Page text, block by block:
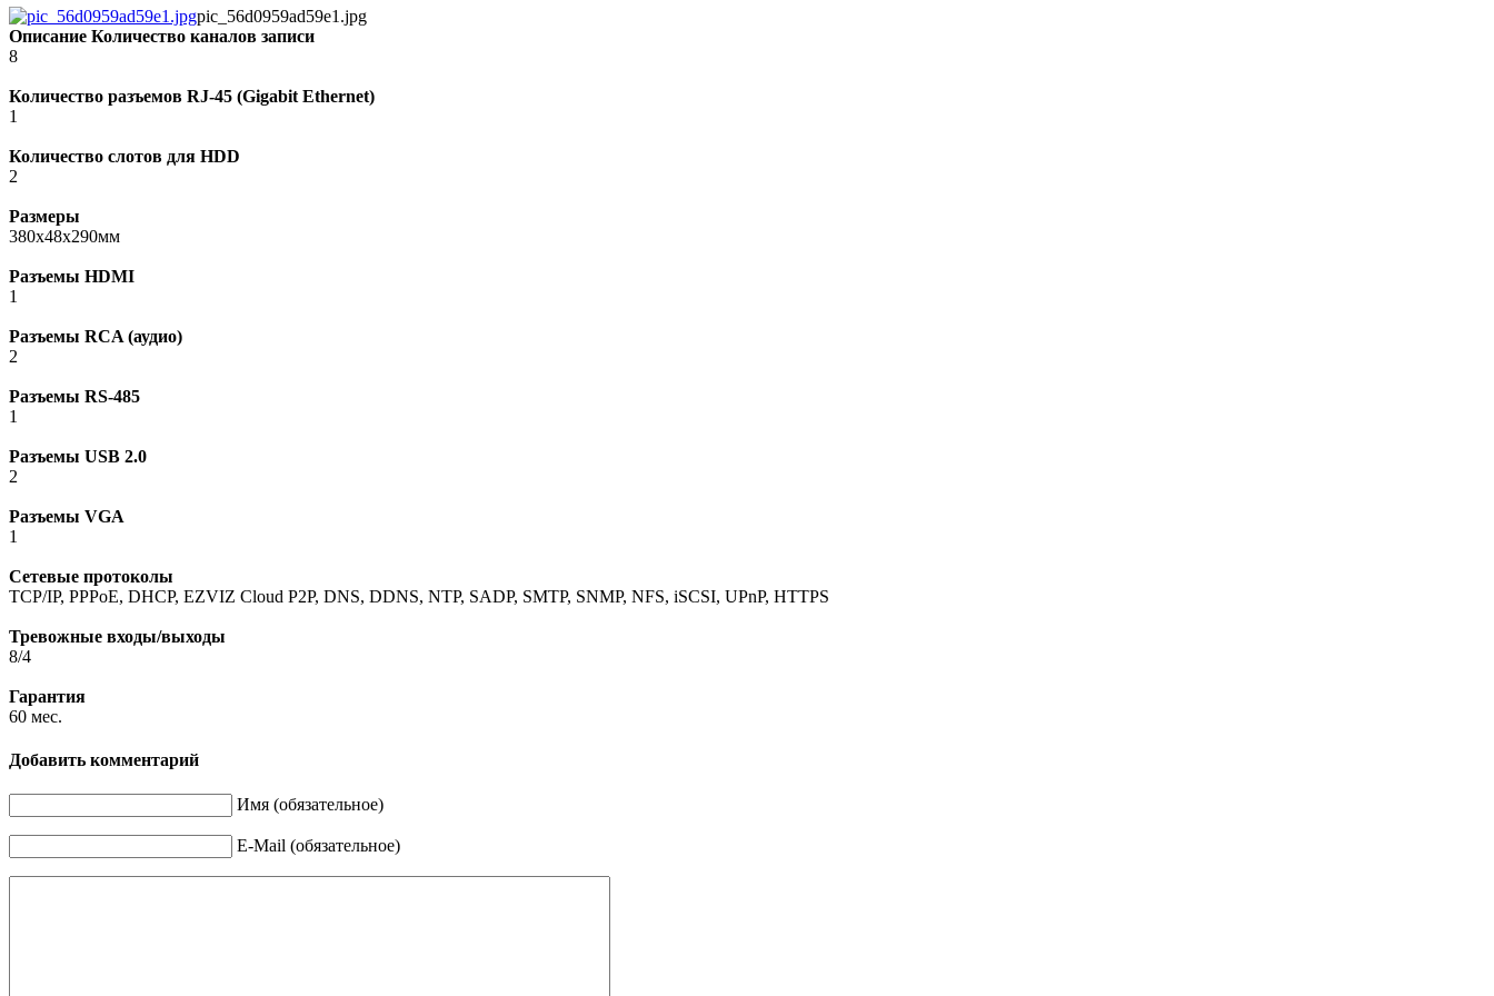
pic_56d0959ad59e1.jpg
Описание Количество каналов записи
8
Количество разъемов RJ-45 (Gigabit Ethernet)
1
Количество слотов для HDD
2
Размеры
380x48x290мм
Разъемы HDMI
1
Разъемы RCA (аудио)
2
Разъемы RS-485
1
Разъемы USB 2.0
2
Разъемы VGA
1
Сетевые протоколы
TCP/IP, PPPoE, DHCP, EZVIZ Cloud P2P, DNS, DDNS, NTP, SADP, SMTP, SNMP, NFS, iSCSI, UPnP, HTTPS
Тревожные входы/выходы
8/4
Гарантия
60 мес.
Добавить комментарий
Имя (обязательное)
E-Mail (обязательное)